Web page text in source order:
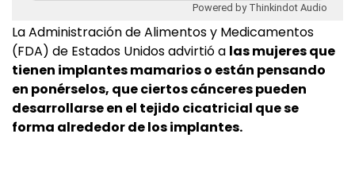
Powered by Thinkindot Audio
La Administración de Alimentos y Medicamentos
(FDA) de Estados Unidos advirtió a las mujeres que
tienen implantes mamarios o están pensando
en ponérselos, que ciertos cánceres pueden
desarrollarse en el tejido cicatricial que se
forma alrededor de los implantes.